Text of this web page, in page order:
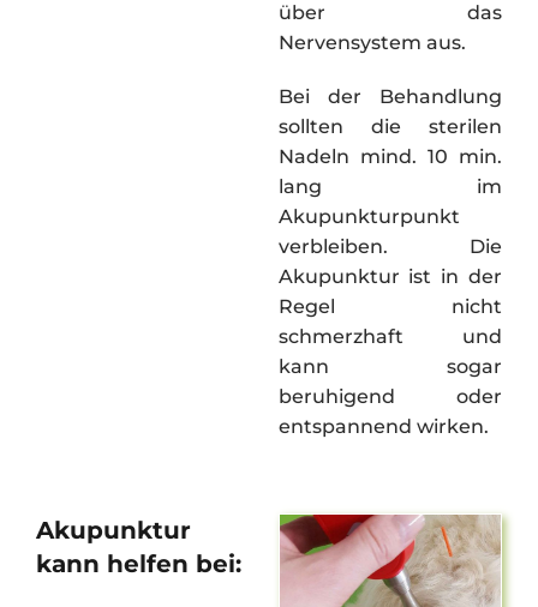
über das
Nervensystem aus.
Bei der Behandlung
sollten die sterilen
Nadeln mind. 10 min.
lang im
Akupunkturpunkt
verbleiben. Die
Akupunktur ist in der
Regel nicht
schmerzhaft und
kann sogar
beruhigend oder
entspannend wirken.
Akupunktur
kann helfen bei: